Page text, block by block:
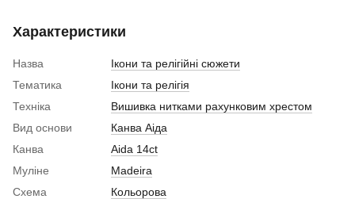
Характеристики
Назва
Ікони та релігійні сюжети
Тематика
Ікони та релігія
Техніка
Вишивка нитками рахунковим хрестом
Вид основи
Канва Аіда
Канва
Aida 14ct
Муліне
Madeira
Схема
Кольорова